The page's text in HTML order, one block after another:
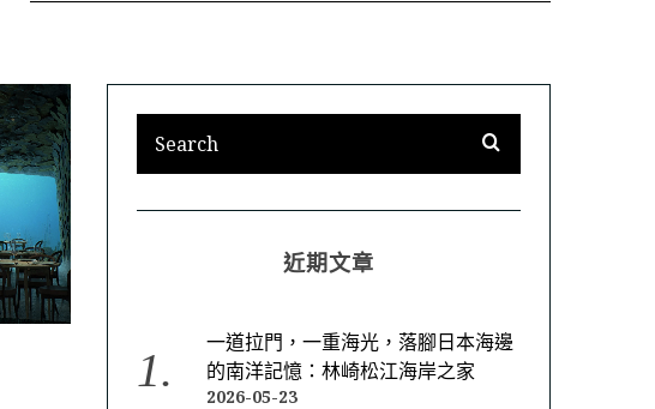
近期文章
一道拉門，一重海光，落腳日本海邊
的南洋記憶：林崎松江海岸之家
2026-05-23